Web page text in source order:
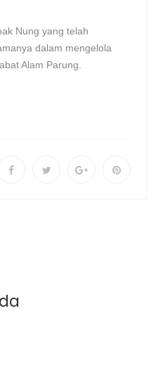
Nung yang telah
dalam mengelola
Alam Parung.